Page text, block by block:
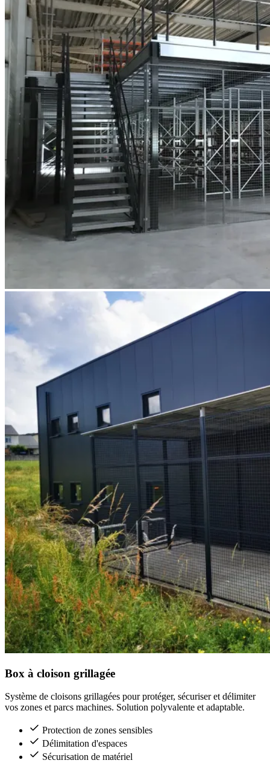
Box à cloison grillagée
Système de cloisons grillagées pour protéger, sécuriser et délimiter
vos zones et parcs machines. Solution polyvalente et adaptable.
Protection de zones sensibles
Délimitation d'espaces
Sécurisation de matériel